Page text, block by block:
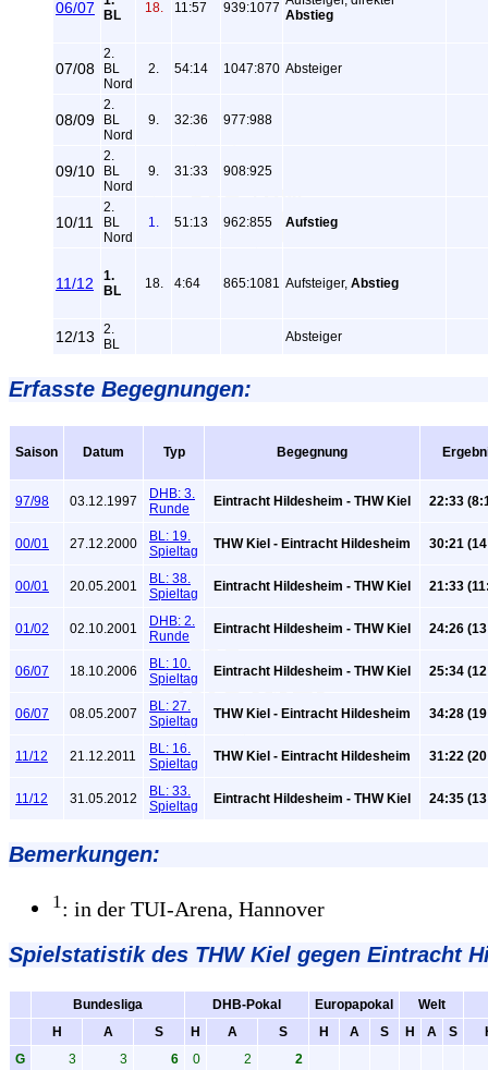
06/07
BL
18. 11:57 939:1077 Abstieg
07/08
2.
BL
Nord
2. 54:14 1047:870 Absteiger
08/09
2.
BL
Nord
9. 32:36 977:988
09/10
2.
BL
Nord
9. 31:33 908:925
10/11
2.
BL
Nord
1. 51:13 962:855 Aufstieg
11/12
1.
BL
18. 4:64 865:1081 Aufsteiger, Abstieg
12/13
2.
BL
Absteiger
Erfasste Begegnungen:
Saison Datum Typ Begegnung
97/98 03.12.1997
DHB: 3.
Runde
Eintracht Hildesheim - THW Kiel 22:33
00/01 27.12.2000
BL: 19.
Spieltag
THW Kiel - Eintracht Hildesheim 30:21
00/01 20.05.2001
BL: 38.
Spieltag
Eintracht Hildesheim - THW Kiel 21:33
01/02 02.10.2001
DHB: 2.
Runde
Eintracht Hildesheim - THW Kiel 24:26
06/07 18.10.2006
BL: 10.
Spieltag
Eintracht Hildesheim - THW Kiel 25:34
06/07 08.05.2007
BL: 27.
Spieltag
THW Kiel - Eintracht Hildesheim 34:28
11/12 21.12.2011
BL: 16.
Spieltag
THW Kiel - Eintracht Hildesheim 31:22
11/12 31.05.2012
BL: 33.
Spieltag
Eintracht Hildesheim - THW Kiel 24:35
Bemerkungen:
1 : in der TUI-Arena, Hannover
Spielstatistikdes THW Kiel gegen Eintracht
Bundesliga DHB-Pokal Europapokal
Welt
H
A S H A S H A S H A S
G
3 3 6 0 2 2